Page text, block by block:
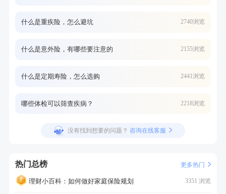
什么是重疾险，怎么避坑 2740浏览
什么是意外险，有哪些要注意的 2155浏览
什么是定期寿险，怎么选购 2441浏览
哪些体检可以筛查疾病？ 2218浏览
没有找到想要的问题？ 咨询在线客服
热门总榜 更多热门
理财小百科：如何做好家庭保险规划 3351 浏览